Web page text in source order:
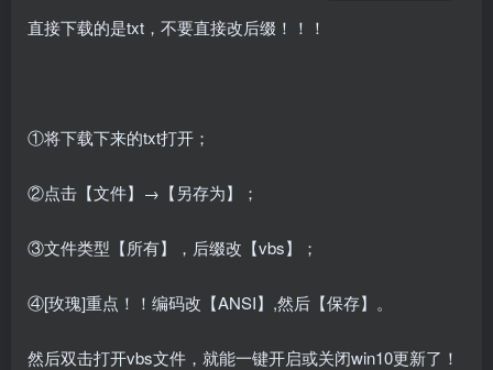
直接下载的是txt，不要直接改后缀！！！
①将下载下来的txt打开；
②点击【文件】→【另存为】；
③文件类型【所有】，后缀改【vbs】；
④[玫瑰]重点！！编码改【ANSI】,然后【保存】。
然后双击打开vbs文件，就能一键开启或关闭win10更新了！